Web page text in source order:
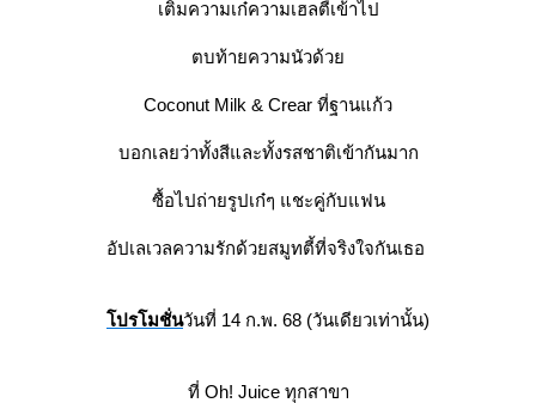
เติมความเก๋ความเฮลตี้เข้าไป
ตบท้ายความนัวด้ว
Coconut Milk & Crear ที่ฐานแก้ว
บอกเลยว่าทั้งสีและทั้งรสชาติเข้ากันมาก
ซื้อไปถ่ายรูปเก๋ๆ แชะคู่กับแฟน
อัปเลเวลความรักด้วยสมูทตี้ที่จริงใจกันเธอ
ปรโมชั่นวันที่ 14 ก.พ. 68 (วันเดียวเท่านั้น)
ที่ Oh! Juice ทุกสาขา